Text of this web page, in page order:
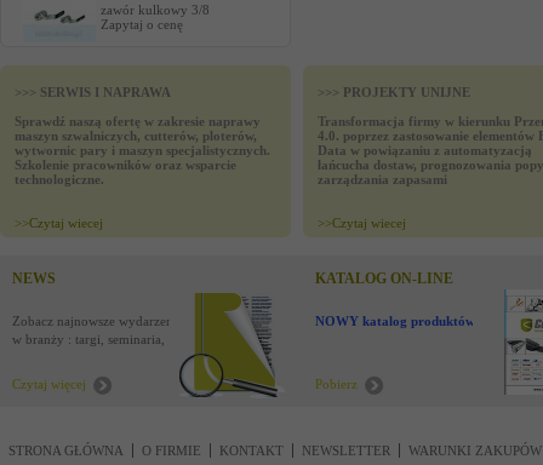
zawór kulkowy 3/8
Zapytaj o cenę
>>> SERWIS I NAPRAWA
Sprawdź naszą ofertę w zakresie naprawy
maszyn szwalniczych, cutterów, ploterów,
wytwornic pary i maszyn specjalistycznych.
Szkolenie pracowników oraz wsparcie
technologiczne.
>>Czytaj wiecej
>>> PROJEKTY UNIJNE
Transformacja firmy w kierunku
4.0. poprzez zastosowanie elementów
Data w powiązaniu z automatyzacją
łańcucha dostaw, prognozowania
zarządzania zapasami
>>Czytaj wiecej
NEWS
Zobacz najnowsze wydarzenia
w branży : targi, seminaria,
Czytaj więcej
KATALOG ON-LINE
NOWY katalog produktów !
Pobierz
STRONA GŁÓWNA O FIRMIE KONTAKT NEWSLETTER WARUNKI ZAKUPÓW